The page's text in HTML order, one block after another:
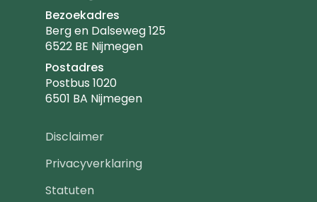
Bezoekadres
Berg en Dalseweg 125
6522 BE Nijmegen
Postadres
Postbus 1020
6501 BA Nijmegen
Footer
navigatie
Disclaimer
Privacyverklaring
Statuten